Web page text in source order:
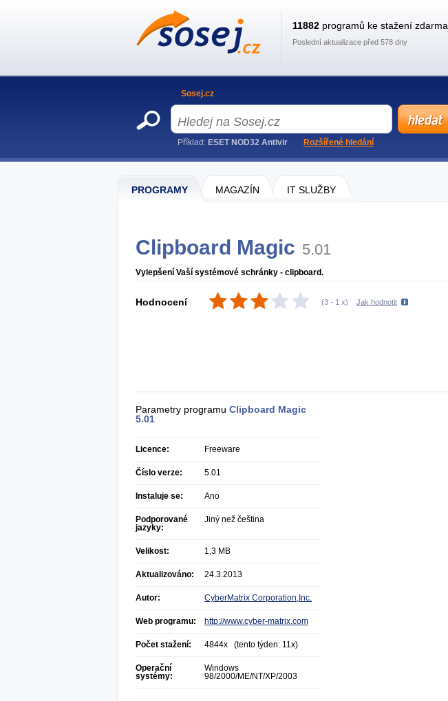
PROGRAMY MAGAZÍN IT SLUŽBY
Clipboard Magic 5.01
Vylepšení Vaší systémové schránky - clipboard.
Hodnocení (3 - 1 x) Jak hodnotit
Parametry programu Clipboard Magic
5.01
Licence: Freeware
Číslo verze: 5.01
Instaluje se: Ano
Podporované
jazyky:
Jiný než čeština
Velikost: 1,3 MB
Aktualizováno: 24.3.2013
Autor: CyberMatrix Corporation,Inc.
Web programu: http://www.cyber-matrix.com
Počet stažení: 4844x (tento týden: 11x)
Operační
systémy:
Windows
98/2000/ME/NT/XP/2003
11882 programů ke stažení zdarma
Poslední aktualizace před 578 dny
Sosej.cz
Příklad: ESET NOD32 Antivir Rozšířené hledání